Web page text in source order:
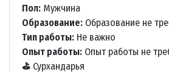
Пол: Мужчина
Образование: Образование не
Тип работы: Не важно
Опыт работы: Опыт работы не
⛳ Сурхандарья